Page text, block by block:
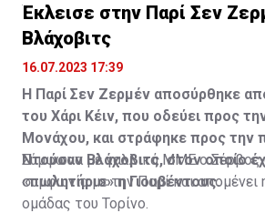
Έκλεισε στην Παρί Σεν
Βλάχοβιτς
16.07.2023 17:39
Η Παρί Σεν Ζερμέν αποσύρθηκε
του Χάρι Κέιν, που οδεύει προς
Μονάχου, και στράφηκε προς την
Ντούσαν Βλάχοβιτς, στον οποίο
«πωλητήριο» η Γιουβέντους.
Σύμφωνα με γαλλικά ΜΜΕ ο Σέρβος
συμφωνία με την Παρί και απομένει
ομάδας του Τορίνο.